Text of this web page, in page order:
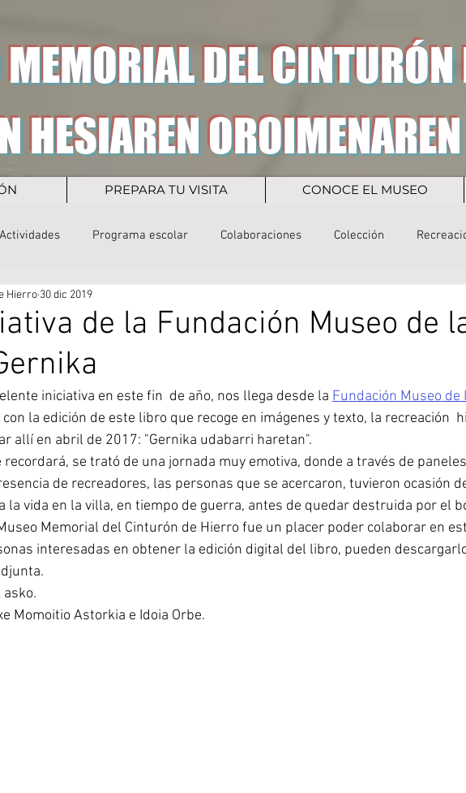
DEL CINTURÓN
PREPARA TU VISITA CONOCE EL MUSEO
HESIAREN
Actividades Programa escolar Colaboraciones Colección
de la Fundación Museo de
Hierro 30 dic 2019
iniciativa en este fin  de año, nos llega desde la Fundación Museo de
con la edición de este libro que recoge en imágenes y texto, la recreación
allí en abril de 2017: "Gernika udabarri haretan".
recordará, se trató de una jornada muy emotiva, donde a través de
de recreadores, las personas que se acercaron, tuvieron ocasión
la vida en la villa, en tiempo de guerra, antes de quedar destruida por el
Memorial del Cinturón de Hierro fue un placer poder colaborar en
interesadas en obtener la edición digital del libro, pueden
Momoitio Astorkia e Idoia Orbe.